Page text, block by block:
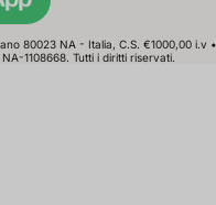
80023 NA - Italia, C.S. €1000,00 i.v •
NA-1108668. Tutti i diritti riservati.